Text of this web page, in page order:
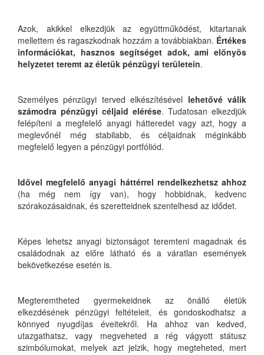
Azok, akikkel elkezdjük az együttműködést, kitartanak
mellettem és ragaszkodnak hozzám a továbbiakban. Értékes
információkat, hasznos segítséget adok, ami előnyös
helyzetet teremt az életük pénzügyi területein.
Személyes pénzügyi terved elkészítésével lehetővé válik
számodra pénzügyi céljaid elérése. Tudatosan elkezdjük
felépíteni a megfelelő anyagi hátteredet vagy azt, hogy a
meglevőnél még stabilabb, és céljaidnak méginkább
megfelelő legyen a pénzügyi portfóliód.
Idővel megfelelő anyagi háttérrel rendelkezhetsz ahhoz
(ha még nem így van), hogy hobbidnak, kedvenc
szórakozásaidnak, és szeretteidnek szentelhesd az idődet.
Képes lehetsz anyagi biztonságot teremteni magadnak és
családodnak az előre látható és a váratlan események
bekövetkezése esetén is.
Megteremtheted gyermekeidnek az önálló életük
elkezdésének pénzügyi feltételeit, és gondoskodhatsz a
könnyed nyugdíjas éveitekről. Ha ahhoz van kedved,
utazgathatsz, vagy megveheted a rég vágyott státusz
szimbólumokat, melyek azt jelzik, hogy megteheted, mert